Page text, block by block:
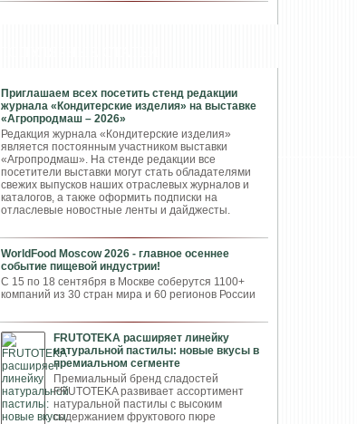
Приглашаем всех посетить стенд редакции
журнала «Кондитерские изделия» на выставке
«Агропродмаш – 2026»
Редакция журнала «Кондитерские изделия»
является постоянным участником выставки
«Агропродмаш». На стенде редакции все
посетители выставки могут стать обладателями
свежих выпусков наших отраслевых журналов и
каталогов, а также оформить подписки на
отласлевые новостные ленты и дайджесты.
WorldFood Moscow 2026 - главное осеннее
событие пищевой индустрии!
С 15 по 18 сентября в Москве соберутся 1100+
компаний из 30 стран мира и 60 регионов России
FRUTOTEKA расширяет линейку
натуральной пастилы: новые вкусы в
премиальном сегменте
Премиальный бренд сладостей
FRUTOTEKA развивает ассортимент
натуральной пастилы с высоким
содержанием фруктового пюре